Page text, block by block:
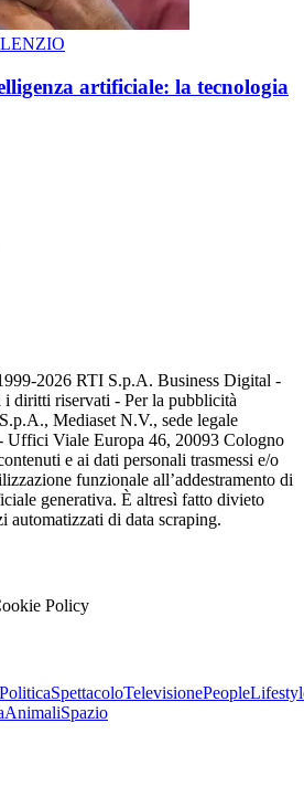
artificiale: la tecnologia
2026 RTI S.p.A. Business Digital -
diritti riservati - Per la pubblicità
Mediaset N.V., sede legale
Uffici Viale Europa 46, 20093 Cologno
e ai dati personali trasmessi e/o
funzionale all’addestramento di
generativa. È altresì fatto divieto
automatizzati di data scraping.
Policy
PoliticaSpettacoloTelevisionePeople
AnimaliSpazio